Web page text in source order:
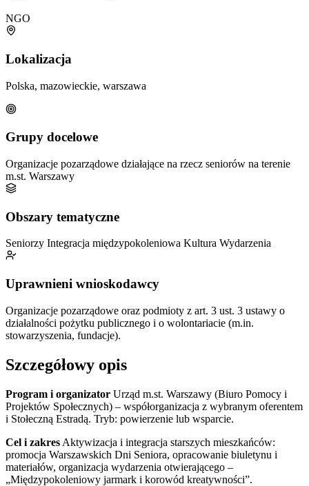
NGO
Lokalizacja
Polska, mazowieckie, warszawa
Grupy docelowe
Organizacje pozarządowe działające na rzecz seniorów na terenie
m.st. Warszawy
Obszary tematyczne
Seniorzy Integracja międzypokoleniowa Kultura Wydarzenia
Uprawnieni wnioskodawcy
Organizacje pozarządowe oraz podmioty z art. 3 ust. 3 ustawy o
działalności pożytku publicznego i o wolontariacie (m.in.
stowarzyszenia, fundacje).
Szczegółowy opis
Program i organizator Urząd m.st. Warszawy (Biuro Pomocy i
Projektów Społecznych) – współorganizacja z wybranym oferentem
i Stołeczną Estradą. Tryb: powierzenie lub wsparcie.
Cel i zakres Aktywizacja i integracja starszych mieszkańców:
promocja Warszawskich Dni Seniora, opracowanie biuletynu i
materiałów, organizacja wydarzenia otwierającego –
„Międzypokoleniowy jarmark i korowód kreatywności”.